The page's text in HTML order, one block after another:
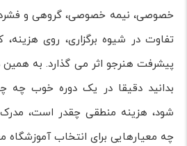
خصوصی، نیمه خصوصی، گروهی و
تفاوت در شیوه برگزاری، روی
پیشرفت هنرجو اثر می گذارد. به همین
بدانید دقیقا در یک دوره خوب چه
شود، هزینه منطقی چقدر است،
چه معیارهایی برای انتخاب آموزشگاه